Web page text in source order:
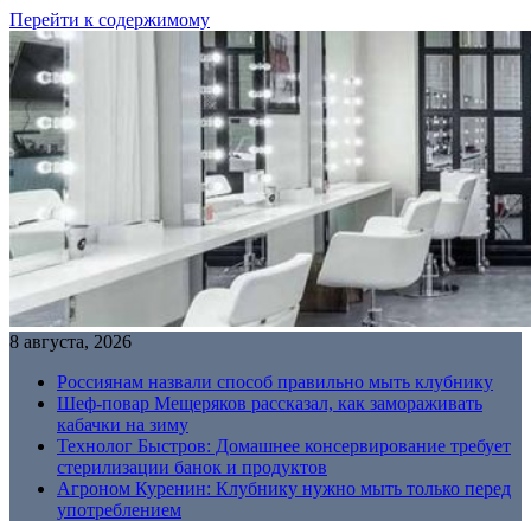
Перейти к содержимому
8 августа, 2026
Россиянам назвали способ правильно мыть клубнику
Шеф-повар Мещеряков рассказал, как замораживать
кабачки на зиму
Технолог Быстров: Домашнее консервирование требует
стерилизации банок и продуктов
Агроном Куренин: Клубнику нужно мыть только перед
употреблением